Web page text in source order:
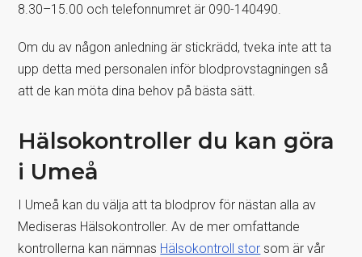
8.30–15.00 och telefonnumret är 090-140490.
Om du av någon anledning är stickrädd, tveka inte att ta
upp detta med personalen inför blodprovstagningen så
att de kan möta dina behov på bästa sätt.
Hälsokontroller du kan göra
i Umeå
I Umeå kan du välja att ta blodprov för nästan alla av
Mediseras Hälsokontroller. Av de mer omfattande
kontrollerna kan nämnas Hälsokontroll stor som är vår